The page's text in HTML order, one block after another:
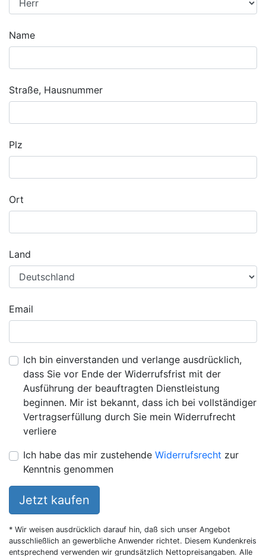
Name
Straße, Hausnummer
Plz
Ort
Land
Email
Ich bin einverstanden und verlange ausdrücklich,
dass Sie vor Ende der Widerrufsfrist mit der
Ausführung der beauftragten Dienstleistung
beginnen. Mir ist bekannt, dass ich bei vollständiger
Vertragserfüllung durch Sie mein Widerrufrecht
verliere
Ich habe das mir zustehende Widerrufsrecht zur
Kenntnis genommen
Jetzt kaufen
* Wir weisen ausdrücklich darauf hin, daß sich unser Angebot
ausschließlich an gewerbliche Anwender richtet. Diesem Kundenkreis
entsprechend verwenden wir grundsätzlich Nettopreisangaben. Alle